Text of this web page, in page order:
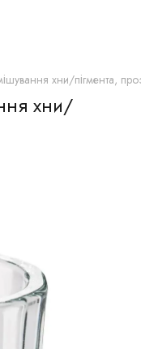
хни/пігмента,
хни/